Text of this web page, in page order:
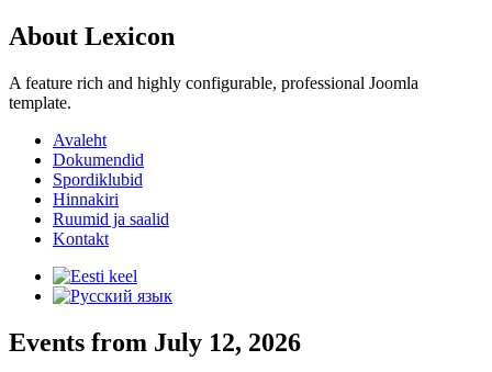
About Lexicon
A feature rich and highly configurable, professional Joomla
template.
Avaleht
Dokumendid
Spordiklubid
Hinnakiri
Ruumid ja saalid
Kontakt
Events from July 12, 2026